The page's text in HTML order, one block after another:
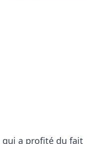
qui a profité du fait